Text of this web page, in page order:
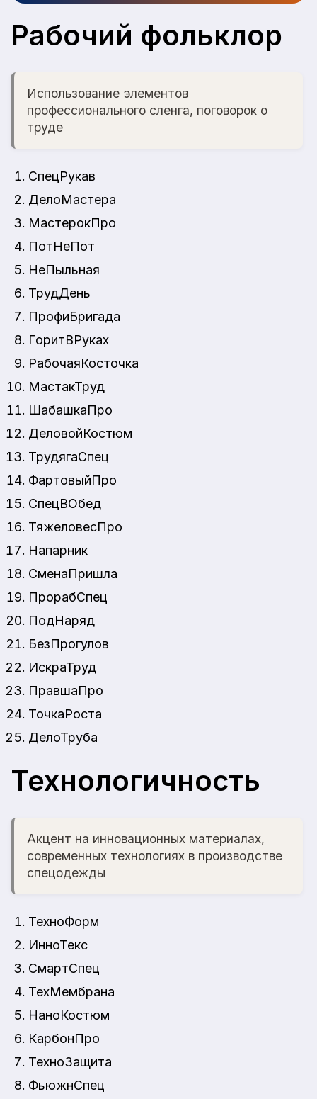
Рабочий фольклор
Использование элементов
профессионального сленга, поговорок о
труде
СпецРукав
ДелоМастера
МастерокПро
ПотНеПот
НеПыльная
ТрудДень
ПрофиБригада
ГоритВРуках
РабочаяКосточка
МастакТруд
ШабашкаПро
ДеловойКостюм
ТрудягаСпец
ФартовыйПро
СпецВОбед
ТяжеловесПро
Напарник
СменаПришла
ПрорабСпец
ПодНаряд
БезПрогулов
ИскраТруд
ПравшаПро
ТочкаРоста
ДелоТруба
Технологичность
Акцент на инновационных материалах,
современных технологиях в производстве
спецодежды
ТехноФорм
ИнноТекс
СмартСпец
ТехМембрана
НаноКостюм
КарбонПро
ТехноЗащита
ФьюжнСпец